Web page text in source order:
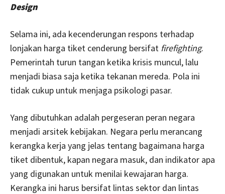
Design
Selama ini, ada kecenderungan respons terhadap
lonjakan harga tiket cenderung bersifat firefighting.
Pemerintah turun tangan ketika krisis muncul, lalu
menjadi biasa saja ketika tekanan mereda. Pola ini
tidak cukup untuk menjaga psikologi pasar.
Yang dibutuhkan adalah pergeseran peran negara
menjadi arsitek kebijakan. Negara perlu merancang
kerangka kerja yang jelas tentang bagaimana harga
tiket dibentuk, kapan negara masuk, dan indikator apa
yang digunakan untuk menilai kewajaran harga.
Kerangka ini harus bersifat lintas sektor dan lintas